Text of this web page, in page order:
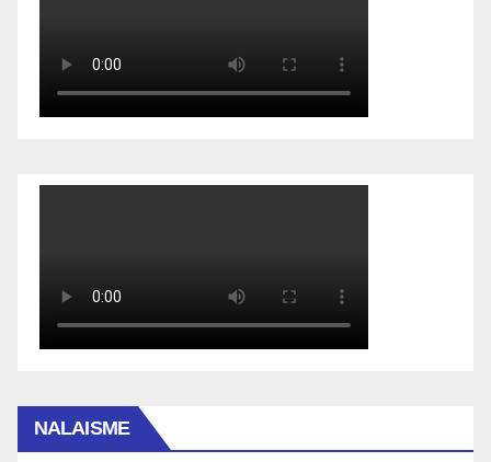
NALAISME